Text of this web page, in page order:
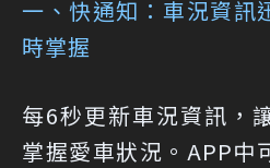
一、快通知：車況資訊
時掌握
每6秒更新車況資訊，
掌握愛車狀況。APP中